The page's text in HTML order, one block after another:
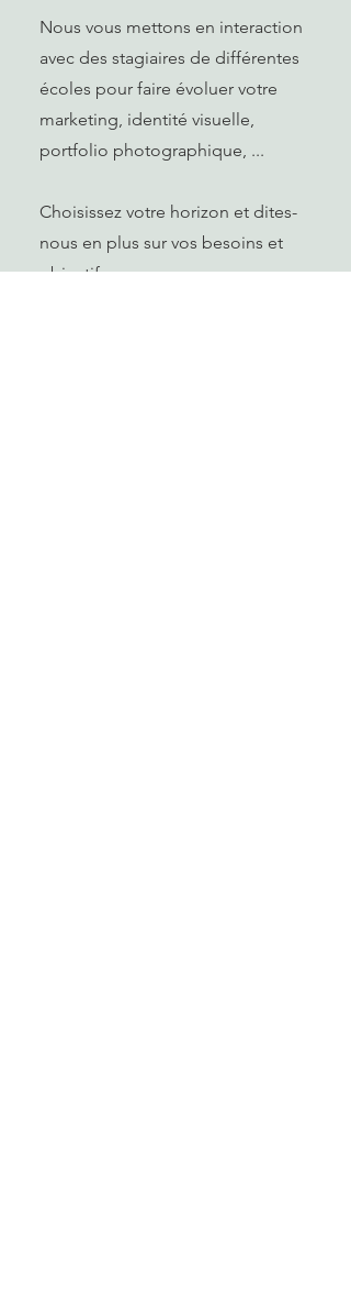
Nous vous mettons en interaction
avec des stagiaires de différentes
écoles pour faire évoluer votre
marketing, identité visuelle,
portfolio photographique, ...
Choisissez votre horizon et dites-
nous en plus sur vos besoins et
objectifs.